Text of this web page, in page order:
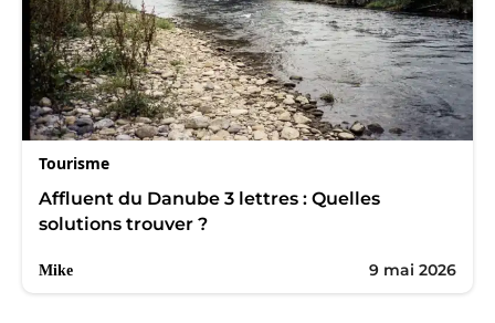
Tourisme
Affluent du Danube 3 lettres : Quelles
solutions trouver ?
Mike 9 mai 2026